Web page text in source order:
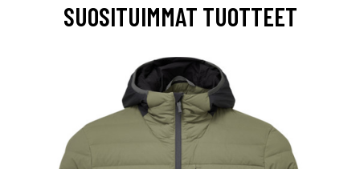
SUOSITUIMMAT TUOTTEET